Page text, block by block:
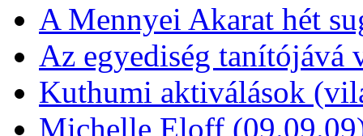
A Mennyei Akarat hét
Az egyediség tanítójává
Kuthumi aktiválások
Michelle Eloff